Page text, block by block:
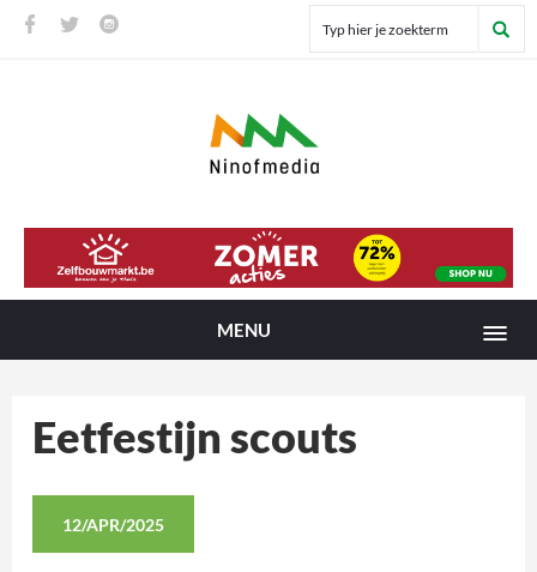
MENU
Eetfestijn scouts
12/APR/2025